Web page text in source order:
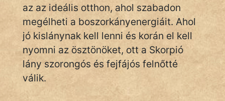
az az ideális otthon, ahol szabadon
megélheti a boszorkányenergiáit. Ahol
jó kislánynak kell lenni és korán el kell
nyomni az ösztönöket, ott a Skorpió
lány szorongós és fejfájós felnőtté
válik.